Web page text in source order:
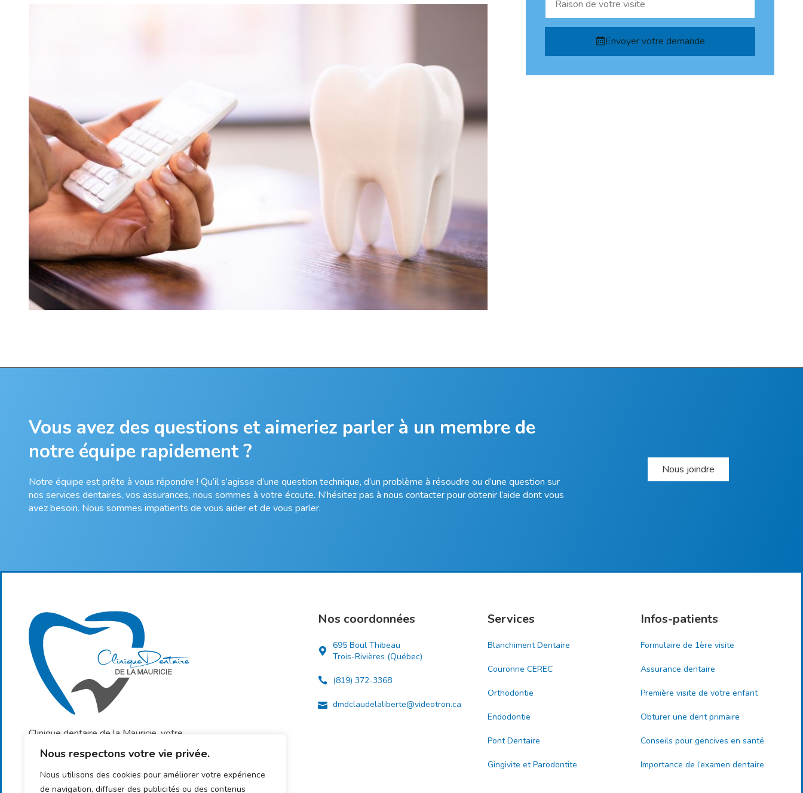
Nous respectons votre vie privée.
Nous utilisons des cookies pour améliorer votre expérience
de navigation, diffuser des publicités ou des contenus
Envoyer votre demande
Vous avez des questions et aimeriez parler à un membre de
notre équipe rapidement ?
Notre équipe est prête à vous répondre ! Qu’il s’agisse d’une question technique, d’un problème à résoudre ou d’une question sur
nos services dentaires, vos assurances, nous sommes à votre écoute. N’hésitez pas à nous contacter pour obtenir l’aide dont vous
avez besoin. Nous sommes impatients de vous aider et de vous parler.
Nous joindre
Clinique dentaire de la Mauricie, votre
clinique de confiance pour des soins
dentaires de qualité adaptés à vos besoins.
Nos coordonnées
695 Boul Thibeau
Trois-Rivières (Québec)
(819) 372-3368
dmdclaudelaliberte@videotron.ca
Services
Blanchiment Dentaire
Couronne CEREC
Orthodontie
Endodontie
Pont Dentaire
Gingivite et Parodontite
Infos-patients
Formulaire de 1ère visite
Assurance dentaire
Première visite de votre enfant
Obturer une dent primaire
Conseils pour gencives en santé
Importance de l’examen dentaire